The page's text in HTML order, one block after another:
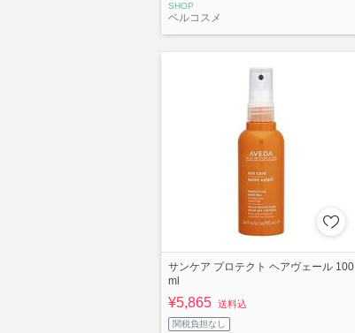
SHOP
ベルコスメ
サンケア プロテクト ヘアヴェール 100
ml
¥5,865 送料込
関税負担なし